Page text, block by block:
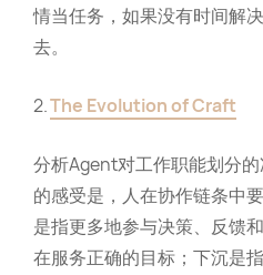
情当任务，如果没有时间解
去。
2.The Evolution of Craft
分析Agent对工作职能划分
的感受是，人在协作链条中
是指更多地参与决策、反馈
在服务正确的目标；下沉是